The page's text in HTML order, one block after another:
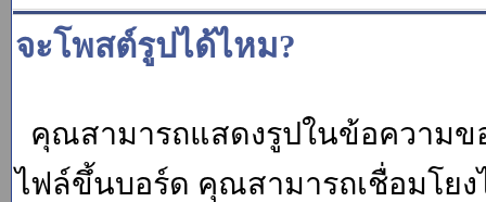
จะโพสต์รูปได้ไหม?
คุณสามารถแสดงรูปในข้อความ
ไฟล์ขึ้นบอร์ด คุณสามารถเชื่อมโยง